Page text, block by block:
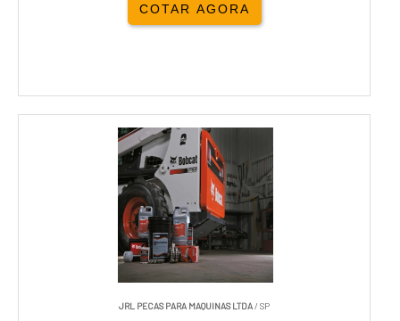
COTAR AGORA
JRL PECAS PARA MAQUINAS LTDA/ SP